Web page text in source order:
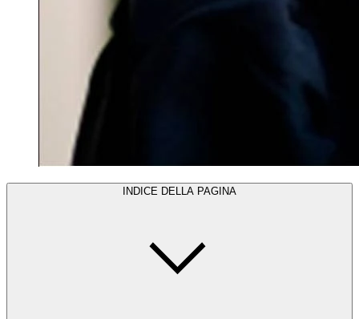
INDICE DELLA PAGINA